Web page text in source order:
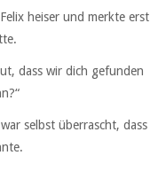
heiser und merkte erst
dass wir dich gefunden
selbst überrascht, dass